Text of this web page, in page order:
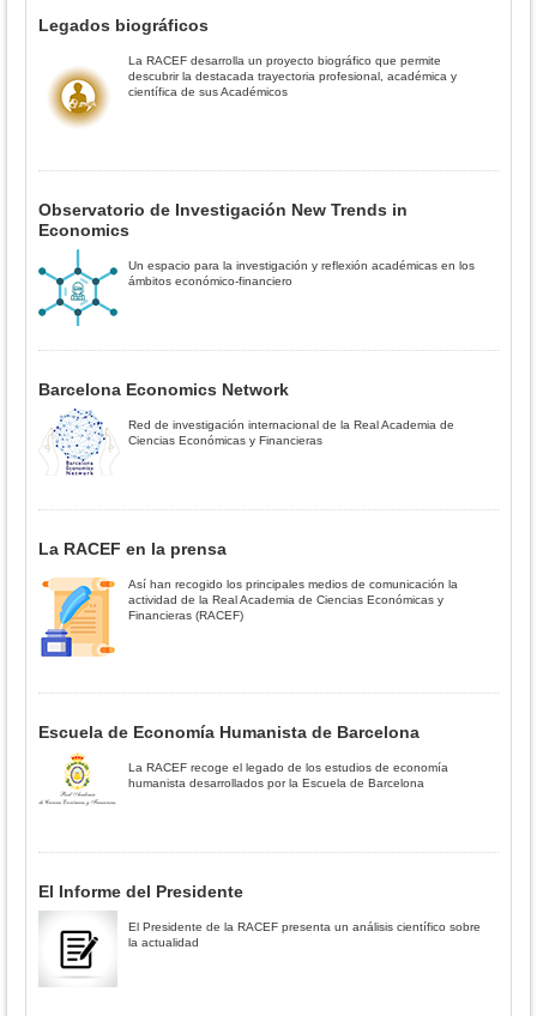
Legados biográficos
La RACEF desarrolla un proyecto biográfico que permite
descubrir la destacada trayectoria profesional, académica y
científica de sus Académicos
Observatorio de Investigación New Trends in
Economics
Un espacio para la investigación y reflexión académicas en los
ámbitos económico-financiero
Barcelona Economics Network
Red de investigación internacional de la Real Academia de
Ciencias Económicas y Financieras
La RACEF en la prensa
Así han recogido los principales medios de comunicación la
actividad de la Real Academia de Ciencias Económicas y
Financieras (RACEF)
Escuela de Economía Humanista de Barcelona
La RACEF recoge el legado de los estudios de economía
humanista desarrollados por la Escuela de Barcelona
El Informe del Presidente
El Presidente de la RACEF presenta un análisis científico sobre
la actualidad